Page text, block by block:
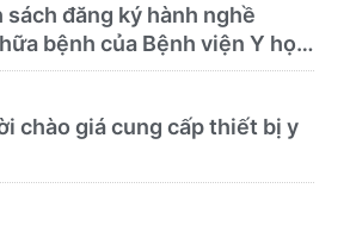
đăng ký hành nghề
bệnh của Bệnh viện Y học
hồi chức năng Quy Nhơn
chào giá cung cấp thiết bị y